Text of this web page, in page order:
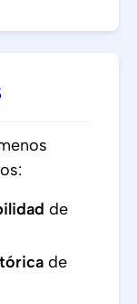
de
de